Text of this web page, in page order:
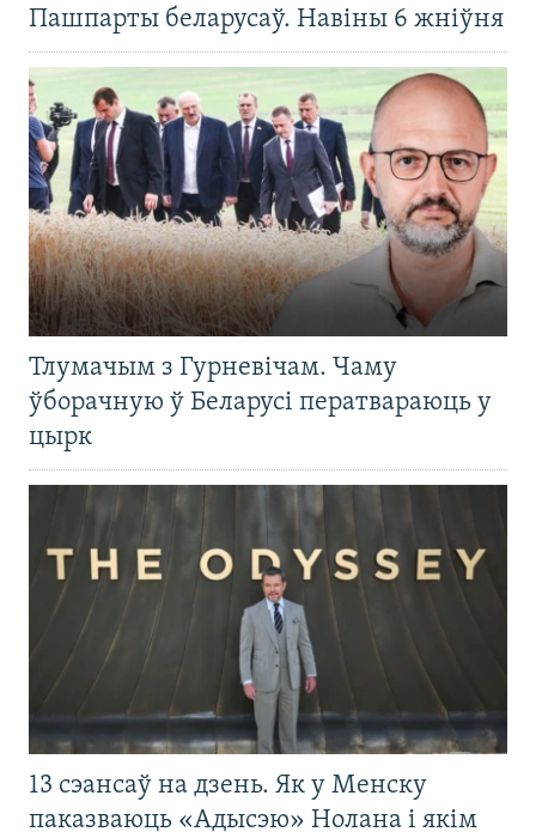
Пашпарты беларусаў. Навіны 6 жніўня
Тлумачым з Гурневічам. Чаму
ўборачную ў Беларусі ператвараюць у
цырк
13 сэансаў на дзень. Як у Менску
паказваюць «Адысэю» Нолана і якім